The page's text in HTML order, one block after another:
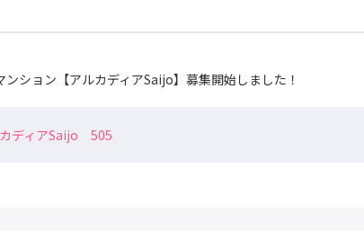
ンション【アルカディアSaijo】募集開始しました！
カディアSaijo 505